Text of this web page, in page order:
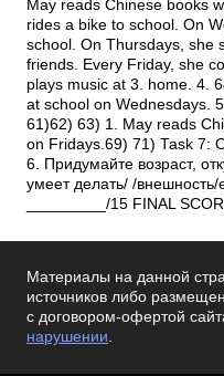
May reads Chinese books
rides a bike to school. On
school. On Thursdays, she
friends. Every Friday, she
plays music at 3. home. 4.
at school on Wednesdays.
61)62) 63) 1. May reads
on Fridays.69) 71) Task 7:
6. Придумайте возраст,
умеет делать/ /
_________/15 FINAL
Материалы на данной
источников либо
с договором-офертой
нарушении.